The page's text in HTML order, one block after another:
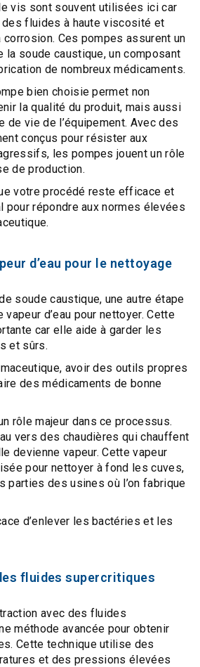
vis sont souvent utilisées ici car
desfluides à haute viscosité et
corrosion. Ces pompes assurent un
soude caustique, un composant
de nombreux médicaments.
bien choisie permet non
la qualité du produit, mais aussi
de vie de l’équipement. Avec des
conçus pour résister aux
les pompes jouent un rôle
de production.
votre procédé reste efficace et
pour répondre auxnormes élevées
.
d’eau pour le nettoyage
soude caustique, une autre étape
d’eau pour nettoyer. Cette
car elle aide à garder les
et sûrs.
avoir des outils propres
des médicaments de bonne
rôle majeur dans ce processus.
vers des chaudières qui chauffent
devienne vapeur. Cette vapeur
pour nettoyer à fond les cuves,
parties des usines où l’on fabrique
d’enlever les bactéries et les
fluides supercritiques
avec des fluides
méthode avancée pour obtenir
Cette technique utilise des
et des pressions élevées